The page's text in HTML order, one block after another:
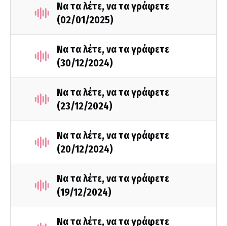
Να τα λέτε, να τα γράφετε
(02/01/2025)
Να τα λέτε, να τα γράφετε
(30/12/2024)
Να τα λέτε, να τα γράφετε
(23/12/2024)
Να τα λέτε, να τα γράφετε
(20/12/2024)
Να τα λέτε, να τα γράφετε
(19/12/2024)
Να τα λέτε, να τα γράφετε